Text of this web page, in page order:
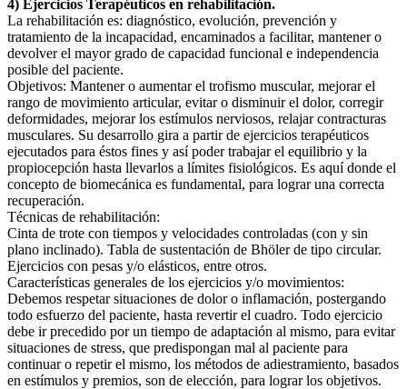
4) Ejercicios Terapéuticos en rehabilitación.
La rehabilitación es: diagnóstico, evolución, prevención y
tratamiento de la incapacidad, encaminados a facilitar, mantener o
devolver el mayor grado de capacidad funcional e independencia
posible del paciente.
Objetivos: Mantener o aumentar el trofismo muscular, mejorar el
rango de movimiento articular, evitar o disminuir el dolor, corregir
deformidades, mejorar los estímulos nerviosos, relajar contracturas
musculares. Su desarrollo gira a partir de ejercicios terapéuticos
ejecutados para éstos fines y así poder trabajar el equilibrio y la
propiocepción hasta llevarlos a límites fisiológicos. Es aquí donde el
concepto de biomecánica es fundamental, para lograr una correcta
recuperación.
Técnicas de rehabilitación:
Cinta de trote con tiempos y velocidades controladas (con y sin
plano inclinado). Tabla de sustentación de Bhöler de tipo circular.
Ejercicios con pesas y/o elásticos, entre otros.
Características generales de los ejercicios y/o movimientos:
Debemos respetar situaciones de dolor o inflamación, postergando
todo esfuerzo del paciente, hasta revertir el cuadro. Todo ejercicio
debe ir precedido por un tiempo de adaptación al mismo, para evitar
situaciones de stress, que predispongan mal al paciente para
continuar o repetir el mismo, los métodos de adiestramiento, basados
en estímulos y premios, son de elección, para lograr los objetivos.